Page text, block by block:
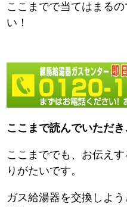
ここまでで当てはまる
い！
ここまで読んでいただ
ここまででも、お伝え
りがたいです。
ガス給湯器を交換しよ